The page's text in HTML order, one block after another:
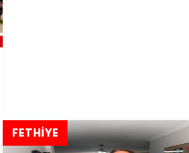
FETHİYE